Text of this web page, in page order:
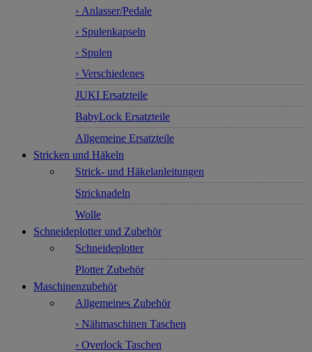
› Anlasser/Pedale
› Spulenkapseln
› Spulen
› Verschiedenes
JUKI Ersatzteile
BabyLock Ersatzteile
Allgemeine Ersatzteile
Stricken und Häkeln
Strick- und Häkelanleitungen
Stricknadeln
Wolle
Schneideplotter und Zubehör
Schneideplotter
Plotter Zubehör
Maschinenzubehör
Allgemeines Zubehör
› Nähmaschinen Taschen
› Overlock Taschen